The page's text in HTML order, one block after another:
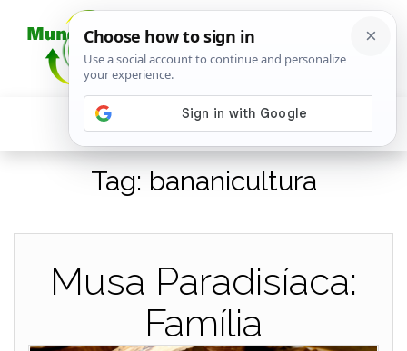
Tag: bananicultura
Musa Paradisíaca:
Família